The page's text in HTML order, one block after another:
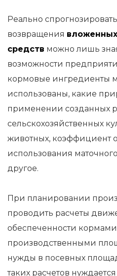
Реально
возвращения
средств можно лишь
возможности
кормовые ингредиенты
использованы, какие
применении созданных
сельскохозяйственных
животных, коэффициент
использования
другое.
При планировании
проводить расчеты
обеспеченности
производственными
нужды в посевных
таких расчетов